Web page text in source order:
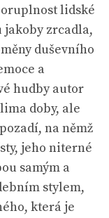
lidské
zrcadla,
duševního
a
hudby autor
doby, ale
na němž
jeho niterné
samým a
stylem,
která je